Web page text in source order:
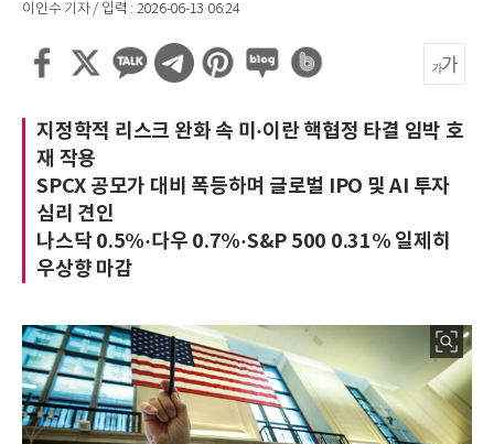
이인수 기자 / 입력 : 2026-06-13 06:24
지정학적 리스크 완화 속 미·이란 핵협정 타결 임박 호
재 작용
SPCX 공모가 대비 폭등하며 글로벌 IPO 및 AI 투자
심리 견인
나스닥 0.5%·다우 0.7%·S&P 500 0.31% 일제히
우상향 마감